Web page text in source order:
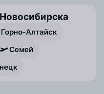
Горно-Алтайск
Семей